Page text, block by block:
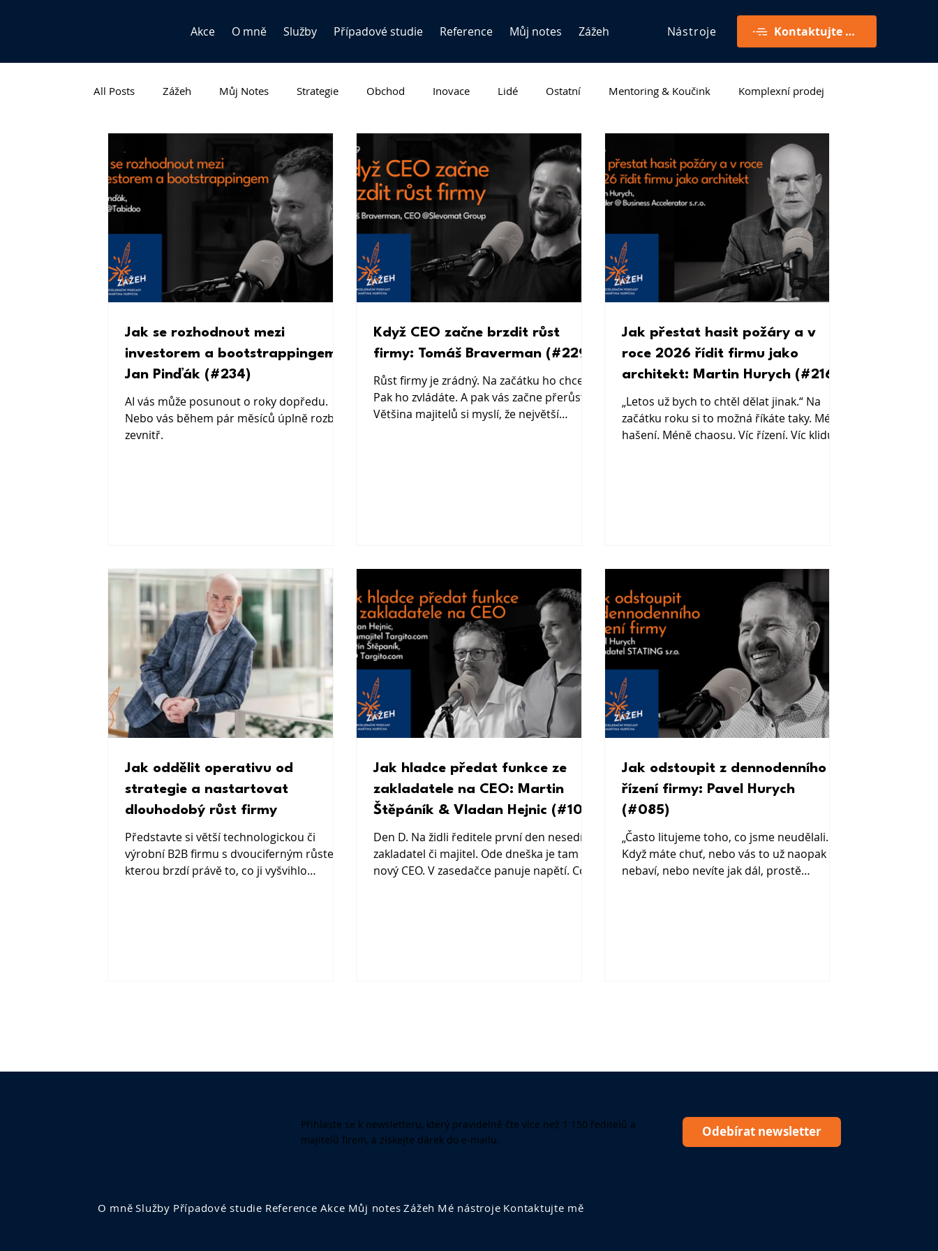
Nástroje Kontaktujte mě
Akce O mně Služby Případové studie Reference Můj notes Zážeh
All Posts Zážeh Můj Notes Strategie Obchod Inovace Lidé Ostatní Mentoring & Koučink Komplexní prodej
Jak se rozhodnout mezi
investorem a bootstrappingem:
Jan Pinďák (#234)
AI vás může posunout o roky dopředu.
Nebo vás během pár měsíců úplně rozbít
zevnitř.
Když CEO začne brzdit růst
firmy: Tomáš Braverman (#229)
Růst firmy je zrádný. Na začátku ho chcete.
Pak ho zvládáte. A pak vás začne přerůstat.
Většina majitelů si myslí, že největší
Jak přestat hasit požáry a v
roce 2026 řídit firmu jako
architekt: Martin Hurych (#216)
„Letos už bych to chtěl dělat jinak.“ Na
začátku roku si to možná říkáte taky. Méně
hašení. Méně chaosu. Víc řízení. Víc klidu v
Jak oddělit operativu od
strategie a nastartovat
dlouhodobý růst firmy
Představte si větší technologickou či
výrobní B2B firmu s dvouciferným růstem,
kterou brzdí právě to, co ji vyšvihlo
Jak hladce předat funkce ze
zakladatele na CEO: Martin
Štěpáník & Vladan Hejnic (#101)
Den D. Na židli ředitele první den nesedí
zakladatel či majitel. Ode dneška je tam
nový CEO. V zasedačce panuje napětí. Co
Jak odstoupit z dennodenního
řízení firmy: Pavel Hurych
(#085)
„Často litujeme toho, co jsme neudělali.
Když máte chuť, nebo vás to už naopak
nebaví, nebo nevíte jak dál, prostě
Přihlaste se k newsletteru, který pravidelně čte více než 1 150 ředitelů a
majitelů firem, a získejte dárek do e-mailu.
Odebírat newsletter
O mně Služby Případové studie Reference Akce Můj notes Zážeh Mé nástroje Kontaktujte mě